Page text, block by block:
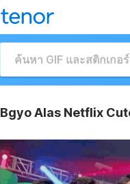
Bgyo Alas Netflix